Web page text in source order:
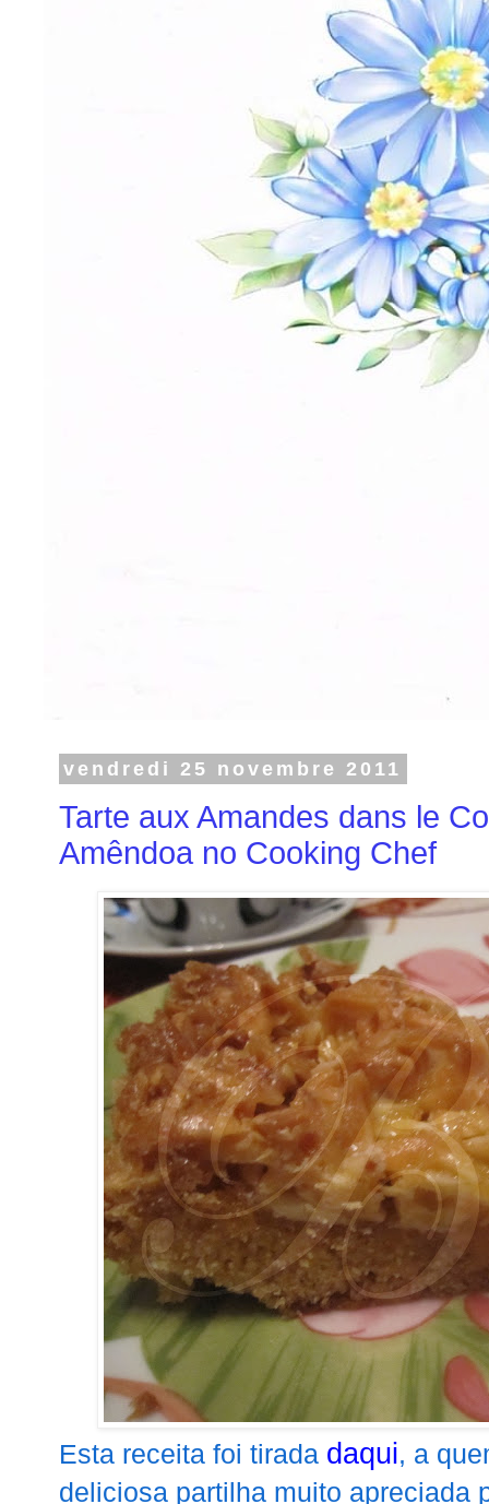
vendredi 25 novembre 2011
Tarte aux Amandes dans le
Amêndoa no Cooking Chef
Esta receita foi tirada daqui, a
deliciosa partilha muito apreciada